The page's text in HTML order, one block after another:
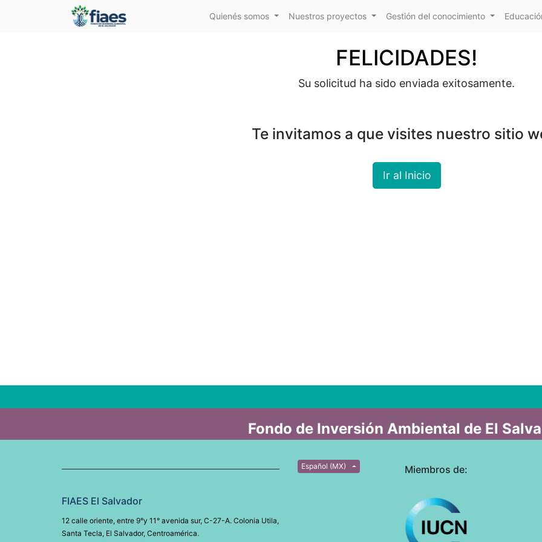
Quienés somos Nuestros proyectos Gestión del conocimiento
FELICIDADES!
Su solicitud ha sido enviada exitosamente.
Te invitamos a que visites nuestro sitio
Ir al Inicio
Fondo de Inversión Ambiental de El
FIAES El Salvador
12 calle oriente, entre 9°y 11° avenida sur, C-27-A. Colonia Utila,
Santa Tecla, El Salvador, Centroamérica.
Español (MX) Miembros de: